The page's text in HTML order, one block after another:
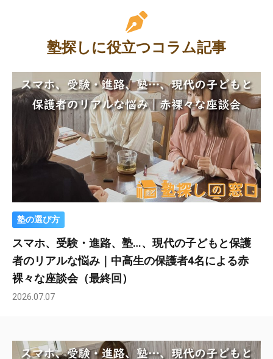
塾探しに役立つコラム記事
塾の選び方
スマホ、受験・進路、塾…、現代の子どもと保護
者のリアルな悩み｜中高生の保護者4名による赤
裸々な座談会（最終回）
2026.07.07